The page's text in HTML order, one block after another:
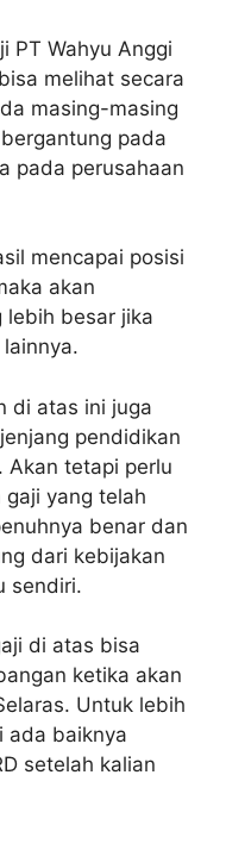
PT Wahyu Anggi
melihat secara
masing-masing
pada
pada perusahaan
mencapai posisi
akan
lebih besar jika
di atas ini juga
pendidikan
Akan tetapi perlu
yang telah
benar dan
dari kebijakan
sendiri.
di atas bisa
ketika akan
Untuk lebih
ada baiknya
setelah kalian